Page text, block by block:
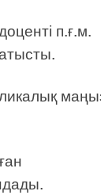
п.ғ.м.